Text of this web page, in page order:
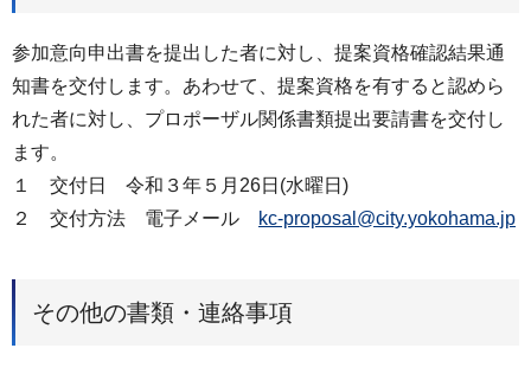
参加意向申出書を提出した者に対し、提案資格確認結果通
知書を交付します。あわせて、提案資格を有すると認めら
れた者に対し、プロポーザル関係書類提出要請書を交付し
ます。
１ 交付日 令和３年５月26日(水曜日)
２ 交付方法 電子メール
kc-proposal@city.yokohama.jp
その他の書類・連絡事項